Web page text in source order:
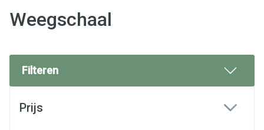
Weegschaal
Filteren
Prijs